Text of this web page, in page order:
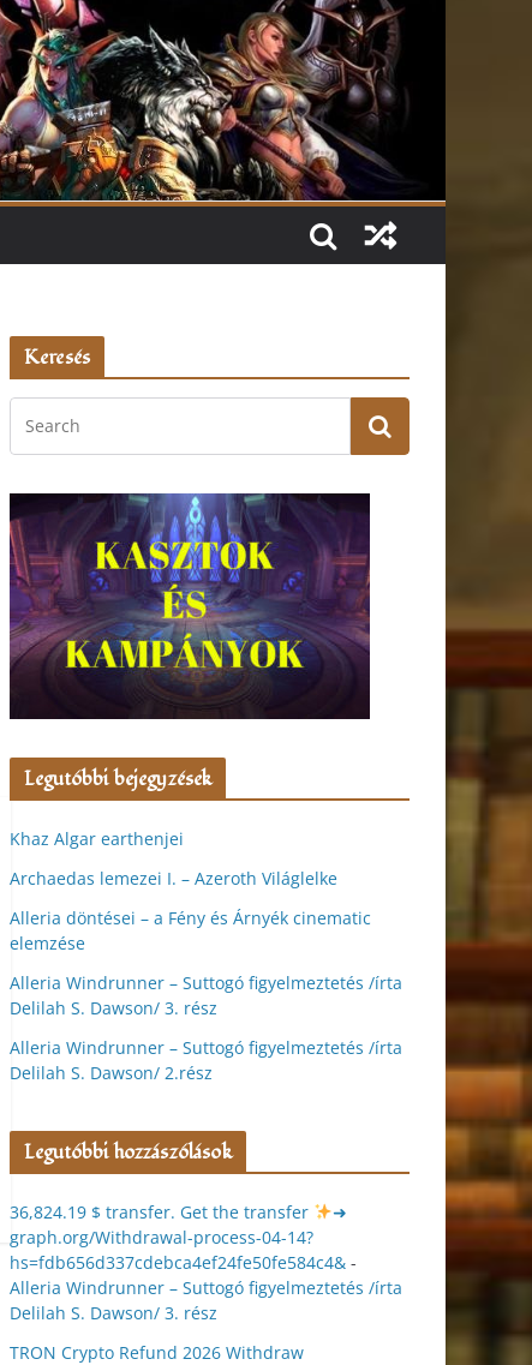
Keresés
Legutóbbi bejegyzések
Khaz Algar earthenjei
Archaedas lemezei I. – Azeroth Világlelke
Alleria döntései – a Fény és Árnyék cinematic
elemzése
Alleria Windrunner – Suttogó figyelmeztetés /írta
Delilah S. Dawson/ 3. rész
Alleria Windrunner – Suttogó figyelmeztetés /írta
Delilah S. Dawson/ 2.rész
Legutóbbi hozzászólások
36,824.19 $ transfer. Get the transfer
➜
graph.org/Withdrawal-process-04-14?
hs=fdb656d337cdebca4ef24fe50fe584c4& -
Alleria Windrunner – Suttogó figyelmeztetés /írta
Delilah S. Dawson/ 3. rész
TRON Crypto Refund 2026 Withdraw